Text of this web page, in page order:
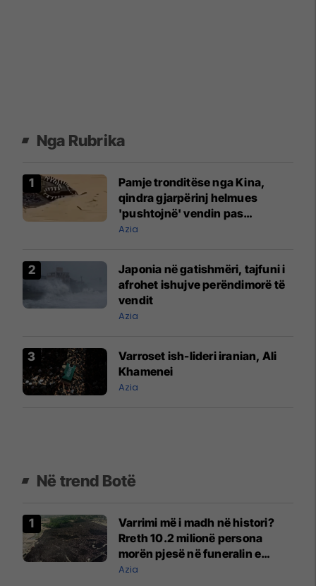
Nga Rubrika
Pamje tronditëse nga Kina,
qindra gjarpërinj helmues
'pushtojnë' vendin pas
përmbytjeve
Azia
Japonia në gatishmëri, tajfuni i
afrohet ishujve perëndimorë të
vendit
Azia
Varroset ish-lideri iranian, Ali
Khamenei
Azia
Në trend Botë
Varrimi më i madh në histori?
Rreth 10.2 milionë persona
morën pjesë në funeralin e
liderit të Iranit në 1989
Azia